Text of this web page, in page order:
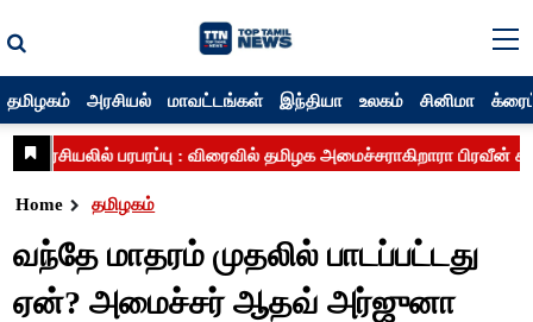
தமிழகம் அரசியல் மாவட்டங்கள் இந்தியா உலகம் சினிமா
Home தமிழகம்
வந்தே மாதரம் முதலில் பாடப்பட்டது
ஏன்? அமைச்சர் ஆதவ் அர்ஜுனா